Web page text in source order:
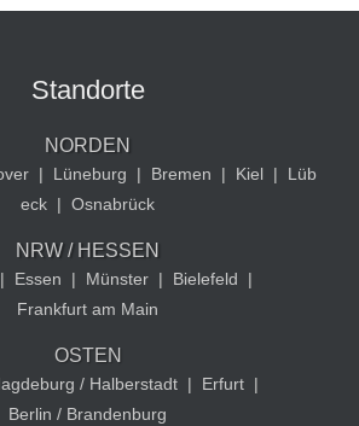
Standorte
NORDEN
| Lüneburg | Bremen | Kiel |
Lüb
eck | Osnabrück
NRW / HESSEN
| Essen | Münster | Bielefeld
|
Frankfurt am Main
OSTEN
/ Halberstadt | Erfurt |
Berlin / Brandenburg